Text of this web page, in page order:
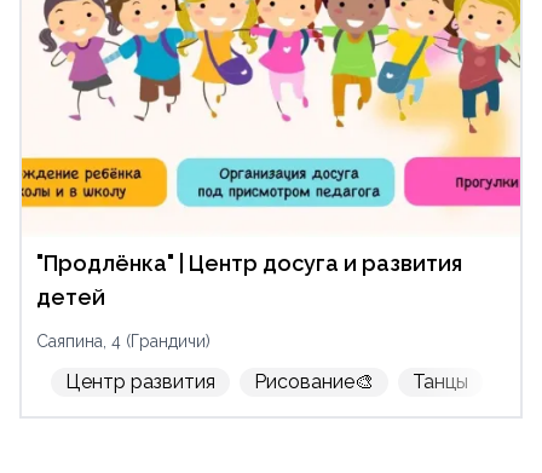
"Продлёнка" | Центр досуга и развития
детей
Саяпина, 4 (Грандичи)
Центр развития Рисование🎨 Танцы